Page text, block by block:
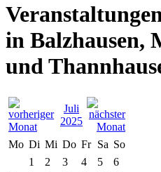
in Balzhausen,
und
Juli
2025
Mo Di Mi Do Fr Sa So
1
2 3 4 5
6